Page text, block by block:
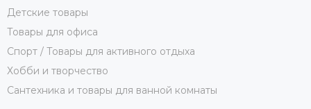
Детские товары
Товары для офиса
Спорт / Товары для активного отдыха
Хобби и творчество
Сантехника и товары для ванной комнаты